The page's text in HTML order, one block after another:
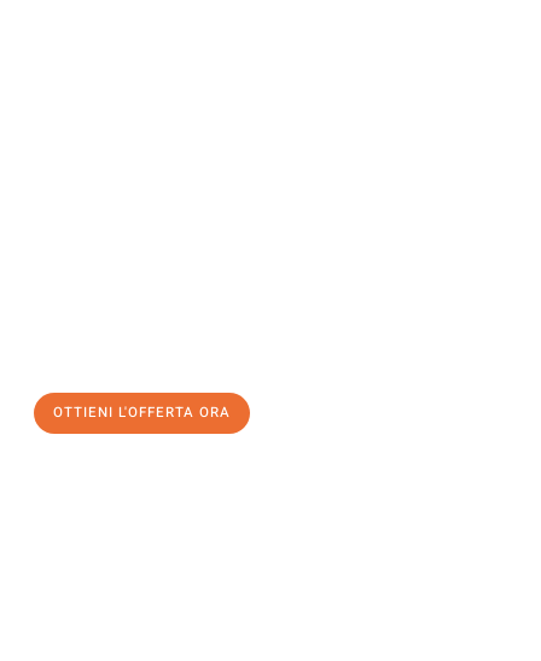
OTTIENI L'OFFERTA ORA